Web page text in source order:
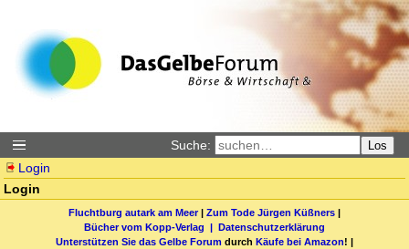
Suche: Los
Login
Login
Fluchtburg autark am Meer| Zum Tode Jürgen Küßners |
Bücher vom Kopp-Verlag | Datenschutzerklärung
Unterstützen Sie das Gelbe Forum durch Käufe bei Amazon! |